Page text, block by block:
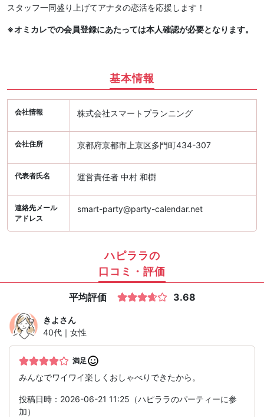
スタッフ一同盛り上げてアナタの恋活を応援します！
※オミカレでの会員登録にあたっては本人確認が必要となります。
基本情報
会社情報 株式会社スマートプランニング
会社住所 京都府京都市上京区多門町434-307
代表者氏名 運営責任者 中村 和樹
連絡先メール
アドレス
smart-party@party-calendar.net
ハピララの
口コミ・評価
平均評価 3.68
きよさん
40代｜女性
満足
みんなでワイワイ楽しくおしゃべりできたから。
投稿日時：2026-06-21 11:25（ハピララのパーティーに参
加）